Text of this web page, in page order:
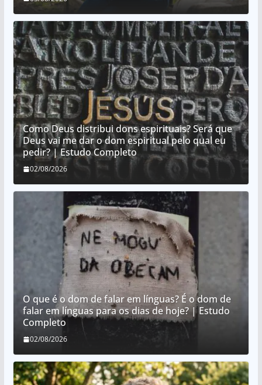
Como Deus distribui dons espirituais? Será que
Deus vai me dar o dom espiritual pelo qual eu
pedir? | Estudo Completo
02/08/2026
O que é o dom de falar em línguas? É o dom de
falar em línguas para os dias de hoje? | Estudo
Completo
02/08/2026